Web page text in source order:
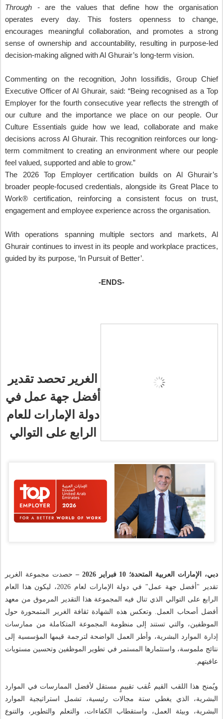
Through -are the values that define how the organisation
operates every day. This fosters openness to change,
encourages meaningful collaboration, and promotes a strong
sense of ownership and accountability, resulting in purpose-led
decision-making aligned with Al Ghurair’s long-term vision.
Commenting on the recognition, John Iossifidis, Group Chief
Executive Officer of Al Ghurair, said: “Being recognised as a Top
Employer for the fourth consecutive year reflects the strength of
our culture and the importance we place on our people. Our
Culture Essentials guide how we lead, collaborate and make
decisions across Al Ghurair. This recognition reinforces our long-
term commitment to creating an environment where our people
feel valued, supported and able to grow.”
The 2026 Top Employer certification builds on Al Ghurair’s
broader people-focused credentials, alongside its Great Place to
Work® certification, reinforcing a consistent focus on trust,
engagement and employee experience across the organisation.
With operations spanning multiple sectors and markets, Al
Ghurair continues to invest in its people and workplace practices,
guided by its purpose, ‘In Pursuit of Better’.
-ENDS-
الغرير تحصد تقدير
أفضل جهة عمل في
دولة الإمارات للعام
الرابع على التوالي
دبي، الإمارات العربية المتحدة؛ 10 فبراير 2026 –
حصدت مجموعة الغرير
تقدير "أفضل جهة عمل" في دولة الإمارات لعام 2026، ليكون هذا العام
الرابع على التوالي الذي تنال فيه المجموعة هذا التقدير المرموق من معهد
أفضل أصحاب العمل. وتعكس هذه الشهادة ثقافة الغرير المتمحورة حول
الموظفين، والتي تستند إلى منظومة المجموعة المتكاملة من ممارسات
إدارة الموارد البشرية، وأطر العمل الواضحة لترجمة قيمها المؤسسية إلى
نتائج ملموسة، واستثمارها المستمر في تطوير الموظفين وتحسين مستويات
عافيتهم.
ويُمنح هذا اللقب القيم عُقب تقييمٍ مستقل لأفضل الممارسات في الموارد
البشرية، الذي يغطي ستة مجالات رئيسية، تشمل استراتيجية الموارد
البشرية، وبيئة العمل، واستقطاب الكفاءات، والتعلم والتطوير، والتنوع